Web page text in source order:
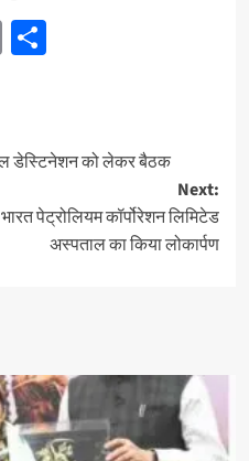
CopyShare
डेस्टिनेशन को लेकर बैठक
Next:
पेट्रोलियम कॉर्पोरेशन लिमिटेड
अस्पताल का किया लोकार्पण